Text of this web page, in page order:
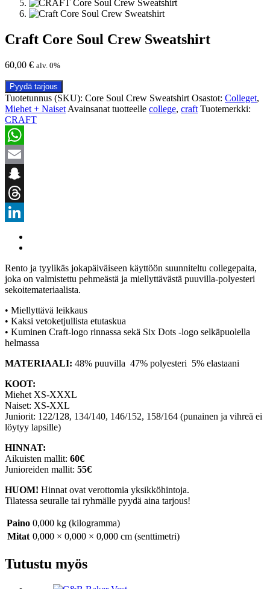
Craft Core Soul Crew Sweatshirt
60,00 € alv. 0%
Pyydä tarjous
Tuotetunnus (SKU): Core Soul Crew Sweatshirt Osastot: Colleget,
Miehet + Naiset Avainsanat tuotteelle college, craft Tuotemerkki:
CRAFT
WhatsApp
Email
Snapchat
Threads
Rento ja tyylikäs jokapäiväiseen käyttöön suunniteltu collegepaita,
joka on valmistettu pehmeästä ja miellyttävästä puuvilla-polyesteri
sekoitemateriaalista.
• Miellyttävä leikkaus
• Kaksi vetoketjullista etutaskua
• Kuminen Craft-logo rinnassa sekä Six Dots -logo selkäpuolella
helmassa
MATERIAALI: 48% puuvilla 47% polyesteri 5% elastaani
KOOT:
Miehet XS‐XXXL
Naiset: XS‐XXL
Juniorit: 122/128, 134/140, 146/152, 158/164 (punainen ja vihreä ei
löytyy lapsille)
HINNAT:
Aikuisten mallit: 60€
Junioreiden mallit: 55€
HUOM! Hinnat ovat verottomia yksikköhintoja.
Tilatessa seuralle tai ryhmälle pyydä aina tarjous!
Paino 0,000 kg (kilogramma)
Mitat 0,000 × 0,000 × 0,000 cm (senttimetri)
Tutustu myös